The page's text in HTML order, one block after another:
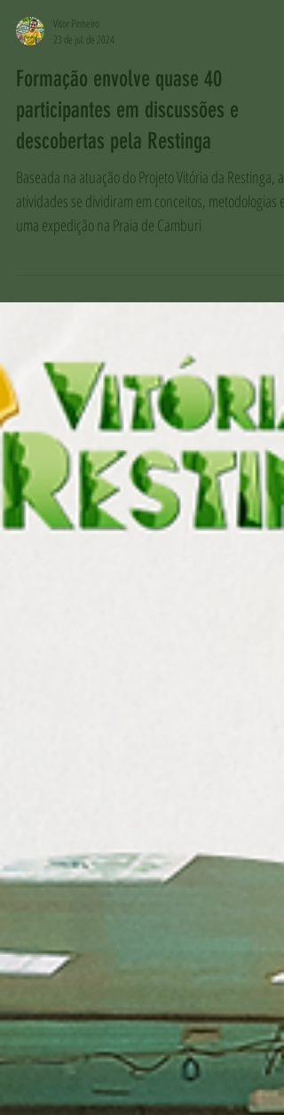
Vitor Pinheiro
23 de jul. de 2024
Formação envolve quase 40
participantes em discussões e
descobertas pela Restinga
Baseada na atuação do Projeto Vitória da Restinga, as